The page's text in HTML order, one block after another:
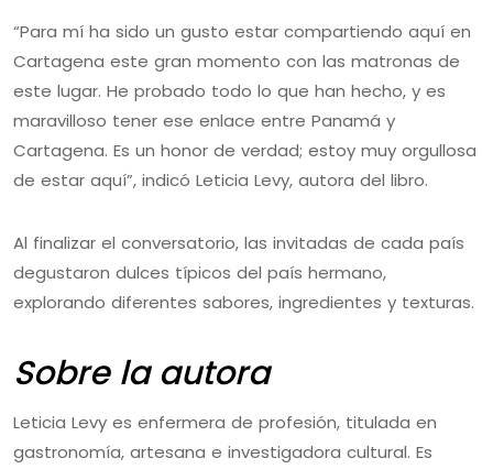
“Para mí ha sido un gusto estar compartiendo aquí en
Cartagena este gran momento con las matronas de
este lugar. He probado todo lo que han hecho, y es
maravilloso tener ese enlace entre Panamá y
Cartagena. Es un honor de verdad; estoy muy orgullosa
de estar aquí”, indicó Leticia Levy, autora del libro.
Al finalizar el conversatorio, las invitadas de cada país
degustaron dulces típicos del país hermano,
explorando diferentes sabores, ingredientes y texturas.
Sobre la autora
Leticia Levy es enfermera de profesión, titulada en
gastronomía, artesana e investigadora cultural. Es